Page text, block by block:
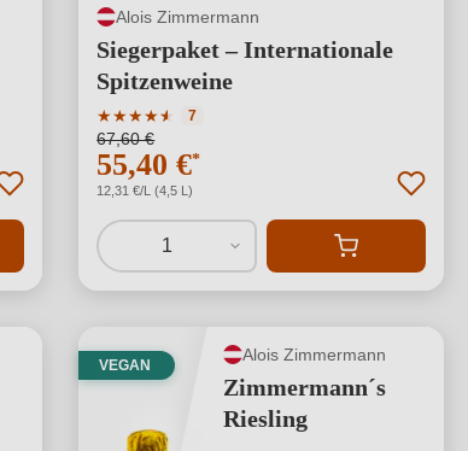
Alois Zimmermann
Siegerpaket – Internationale
Spitzenweine
★★★★★
★
Durchschnittliche Bewertung von 4.57 von
7
67,60 €
55,40 €*
12,31 €/L (4,5 L)
1
VEGAN
Alois Zimmermann
Zimmermann´s
Riesling